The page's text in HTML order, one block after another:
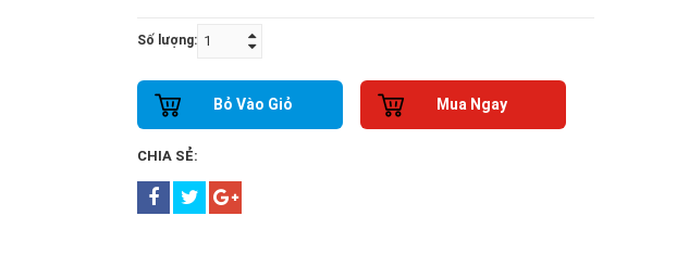
Số lượng:
Bỏ Vào Giỏ Mua Ngay
CHIA SẺ: